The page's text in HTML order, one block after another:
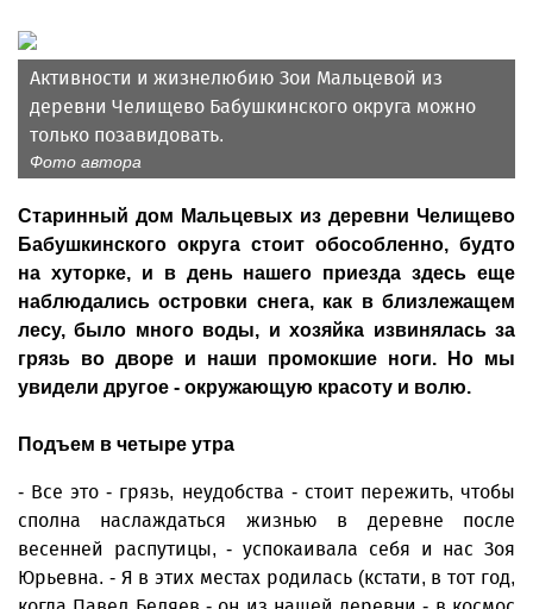
Активности и жизнелюбию Зои Мальцевой из
деревни Челищево Бабушкинского округа можно
только позавидовать.
Фото автора
Старинный дом Мальцевых из деревни Челищево
Бабушкинского округа стоит обособленно, будто
на хуторке, и в день нашего приезда здесь еще
наблюдались островки снега, как в близлежащем
лесу, было много воды, и хозяйка извинялась за
грязь во дворе и наши промокшие ноги. Но мы
увидели другое - окружающую красоту и волю.
Подъем в четыре утра
- Все это - грязь, неудобства - стоит пережить, чтобы
сполна наслаждаться жизнью в деревне после
весенней распутицы, - успокаивала себя и нас Зоя
Юрьевна. - Я в этих местах родилась (кстати, в тот год,